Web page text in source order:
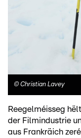
© Christian Lavey
Reegelméisseg
der Filmindustrie
aus Frankräich